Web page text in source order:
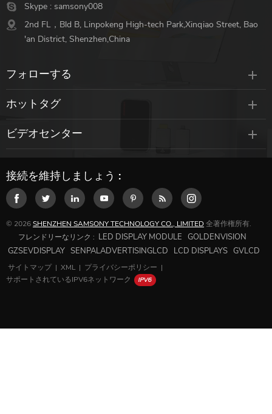
Skype : samsony008
2nd FL，Bld B, Linpokeng High-tech Park,Xinqiao Street, Bao
'an District, Shenzhen,China
フォローする
ホットタグ
ビデオセンター
接続を維持しましょう :
© 2026SHENZHEN SAMSONY TECHNOLOGY CO., LIMITED 全著作権所有.
フレンドリーなリンク : LED DISPLAY MODULE GOLDENVISION
GZSEVDISPLAY SENPALADVERTISINGLCD LCD DISPLAYS GVLCD
サイトマップ | XML | プライバシーポリシー |
サポートされているIPV6ネットワーク